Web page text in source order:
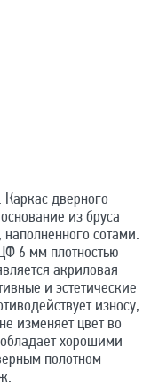
дверного
из бруса
сотами.
6 мм плотностью
акриловая
и эстетические
износу,
изменяет цвет во
хорошими
полотном